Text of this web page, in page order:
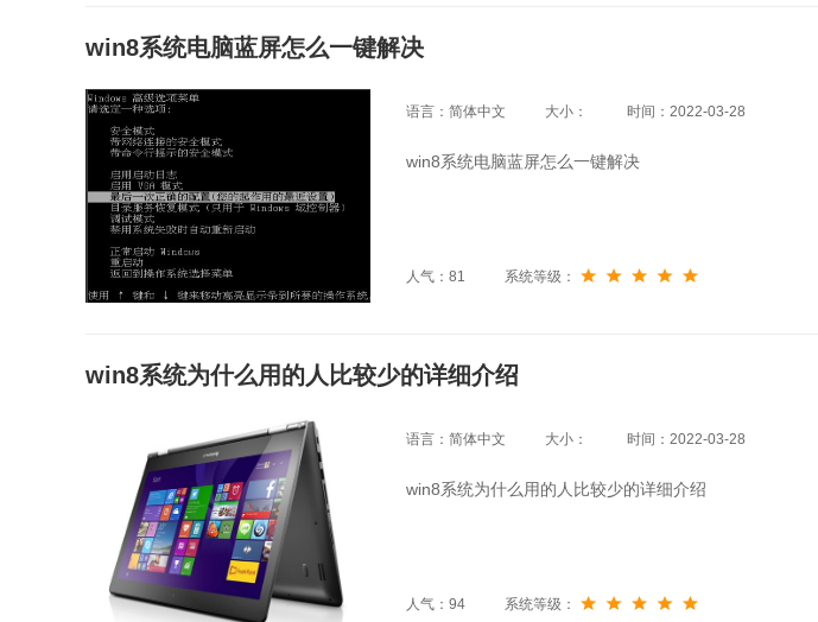
win8系统电脑蓝屏怎么一键解决
语言：简体中文 大小： 时间：2022-03-28
win8系统电脑蓝屏怎么一键解决
人气：81 系统等级：
win8系统为什么用的人比较少的详细介绍
语言：简体中文 大小： 时间：2022-03-28
win8系统为什么用的人比较少的详细介绍
人气：94 系统等级：